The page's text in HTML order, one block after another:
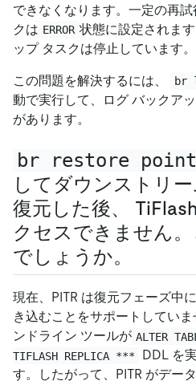
できなくなります。一定の再
クは ERROR 状態に設定されま
ップ タスクは停止しています。
この問題を解決するには、 br
動で実行して、ログ バックア
があります。
br restore point
してダウンストリ
復元した後、
クセスできません
でしょうか。
現在、PITR は復元フェーズ中
き込むことをサポートしてい
ンドライン ツールが ALTER
TIFLASH REPLICA ***
DDL を
す。したがって、PITR がデー